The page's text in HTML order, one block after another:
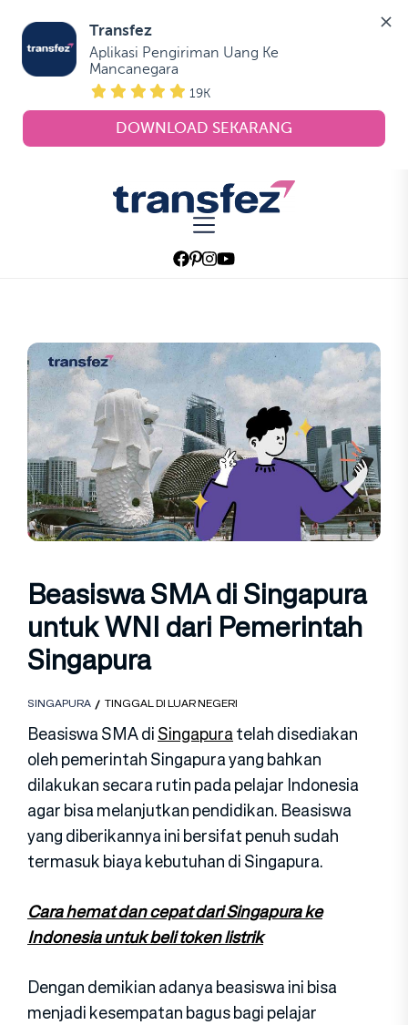
Transfez
Aplikasi Pengiriman Uang Ke
Mancanegara
19K
DOWNLOAD SEKARANG
Transfez
Beasiswa SMA di Singapura
untuk WNI dari Pemerintah
Singapura
SINGAPURA TINGGAL DI LUAR NEGERI
Beasiswa SMA diSingapuratelah disediakan
oleh pemerintah Singapura yang bahkan
dilakukan secara rutin pada pelajar Indonesia
agar bisa melanjutkan pendidikan. Beasiswa
yang diberikannya ini bersifat penuh sudah
termasuk biaya kebutuhan di Singapura.
Cara hemat dan cepat dari Singapura ke
Indonesia untuk beli token listrik
Dengan demikian adanya beasiswa ini bisa
menjadi kesempatan bagus bagi pelajar